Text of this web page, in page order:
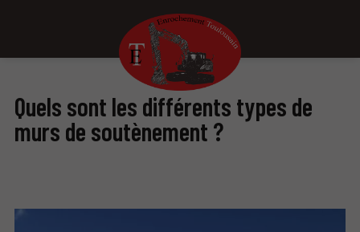
Quels sont les différents types de
murs de soutènement ?